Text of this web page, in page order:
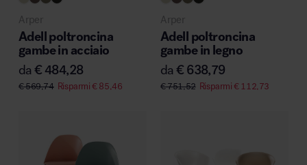
Arper
Adell poltroncina
gambe in acciaio
da€ 484,28
€569,74 Risparmi€85,46
Arper
Adell poltroncina
gambe in legno
da€ 638,79
€751,52 Risparmi€112,73